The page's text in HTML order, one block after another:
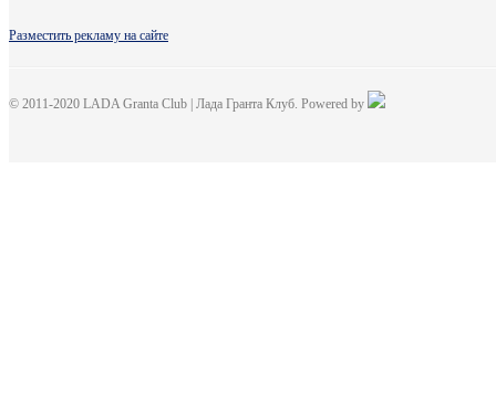
Разместить рекламу на сайте
© 2011-2020 LADA Granta Club | Лада Гранта Клуб. Powered by